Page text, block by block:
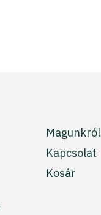
Magunkról
Kapcsolat
Kosár